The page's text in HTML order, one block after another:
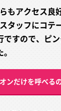
もアクセス良
タッフにコテ
ですので、ピ
ンだけを呼べる